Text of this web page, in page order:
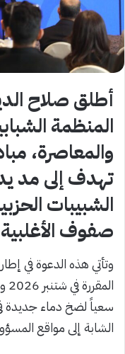
أطلق صلاح
المنظمة
والمعاصرة،
تهدف إلى مد
الشبيبات
صفوف
وتأتي هذه الدعوة في
سعياً لضخ دماء جديدة
الشابة إلى مواقع